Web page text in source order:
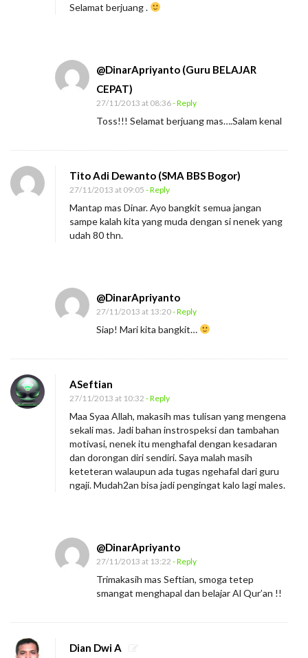
Selamat berjuang .
@DinarApriyanto (Guru BELAJAR
CEPAT)
27/11/2013 at 08:36- Reply
Toss!!! Selamat berjuang mas….Salam kenal
Tito Adi Dewanto (SMA BBS Bogor)
27/11/2013 at 09:05 - Reply
Mantap mas Dinar. Ayo bangkit semua jangan
sampe kalah kita yang muda dengan si nenek yang
udah 80 thn.
@DinarApriyanto
27/11/2013 at 13:20- Reply
Siap! Mari kita bangkit…
ASeftian
27/11/2013 at 10:32 - Reply
Maa Syaa Allah, makasih mas tulisan yang mengena
sekali mas. Jadi bahan instrospeksi dan tambahan
motivasi, nenek itu menghafal dengan kesadaran
dan dorongan diri sendiri. Saya malah masih
keteteran walaupun ada tugas ngehafal dari guru
ngaji. Mudah2an bisa jadi pengingat kalo lagi males.
@DinarApriyanto
27/11/2013 at 13:22 - Reply
Trimakasih mas Seftian, smoga tetep
smangat menghapal dan belajar Al Qur’an !!
Dian Dwi A